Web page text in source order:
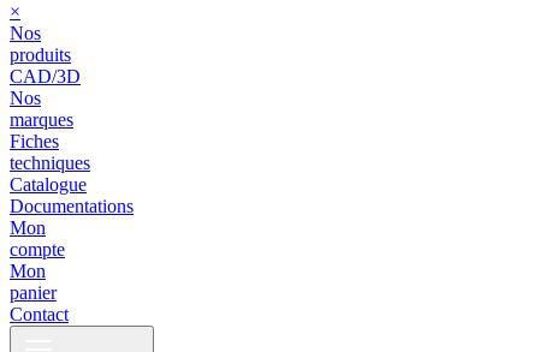
×
Nos
produits
CAD/3D
Nos
marques
Fiches
techniques
Catalogue
Documentations
Mon
compte
Mon
panier
Contact